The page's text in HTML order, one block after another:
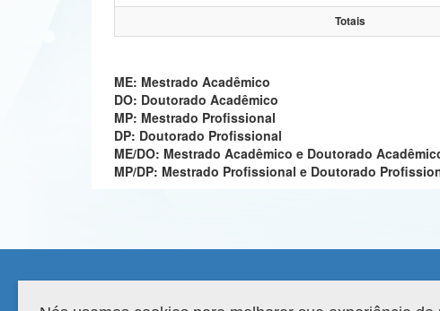
Totais
ME: Mestrado Acadêmico
DO: Doutorado Acadêmico
MP: Mestrado Profissional
DP: Doutorado Profissional
ME/DO: Mestrado Acadêmico e Doutorado
MP/DP: Mestrado Profissional e Doutorado